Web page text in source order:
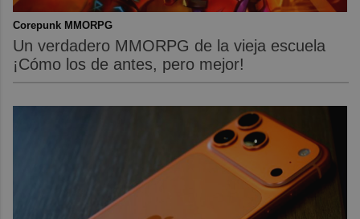
Corepunk MMORPG
Un verdadero MMORPG de la vieja escuela
¡Cómo los de antes, pero mejor!